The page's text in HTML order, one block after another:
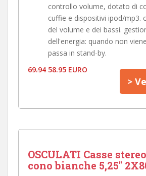
controllo volume, dotato di
cuffie e dispositivi ipod/mp3.
del volume e dei bassi.
dell'energia: quando non
passa in stand-by.
69.94 58.95 EURO
>
OSCULATI Casse
cono bianche 5,25"